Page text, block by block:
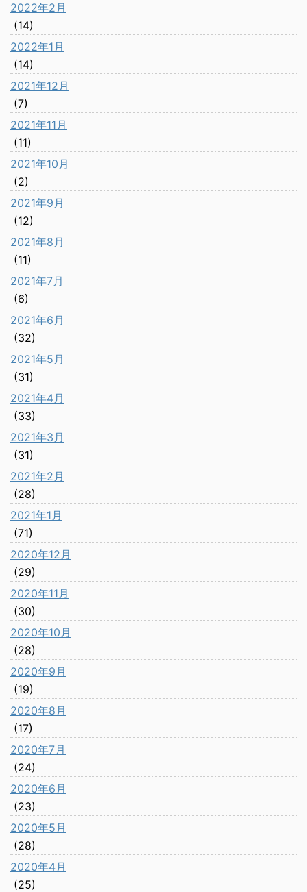
2022年2月
(14)
2022年1月
(14)
2021年12月
(7)
2021年11月
(11)
2021年10月
(2)
2021年9月
(12)
2021年8月
(11)
2021年7月
(6)
2021年6月
(32)
2021年5月
(31)
2021年4月
(33)
2021年3月
(31)
2021年2月
(28)
2021年1月
(71)
2020年12月
(29)
2020年11月
(30)
2020年10月
(28)
2020年9月
(19)
2020年8月
(17)
2020年7月
(24)
2020年6月
(23)
2020年5月
(28)
2020年4月
(25)